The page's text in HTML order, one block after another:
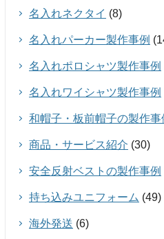
名入れネクタイ (8)
名入れパーカー製作事例
名入れポロシャツ製作事例
名入れワイシャツ製作事例
和帽子・板前帽子の製作事
商品・サービス紹介 (30)
安全反射ベストの製作事例
持ち込みユニフォーム (49)
海外発送 (6)